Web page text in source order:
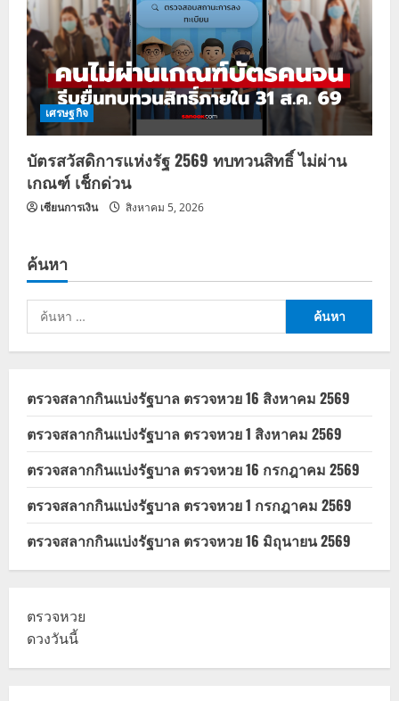
เศรษฐกิจ
บัตรสวัสดิการแห่งรัฐ 2569 ทบทวนสิทธิ์ ไม่ผ่าน
เกณฑ์ เช็กด่วน
เซียนการเงิน สิงหาคม 5, 2026
ค้นหา
ค้นหา
สำหรับ:
ตรวจสลากกินแบ่งรัฐบาล ตรวจหวย 16 สิงหาคม 2569
ตรวจสลากกินแบ่งรัฐบาล ตรวจหวย 1 สิงหาคม 2569
ตรวจสลากกินแบ่งรัฐบาล ตรวจหวย 16 กรกฎาคม 2569
ตรวจสลากกินแบ่งรัฐบาล ตรวจหวย 1 กรกฎาคม 2569
ตรวจสลากกินแบ่งรัฐบาล ตรวจหวย 16 มิถุนายน 2569
ตรวจหวย
ดวงวันนี้